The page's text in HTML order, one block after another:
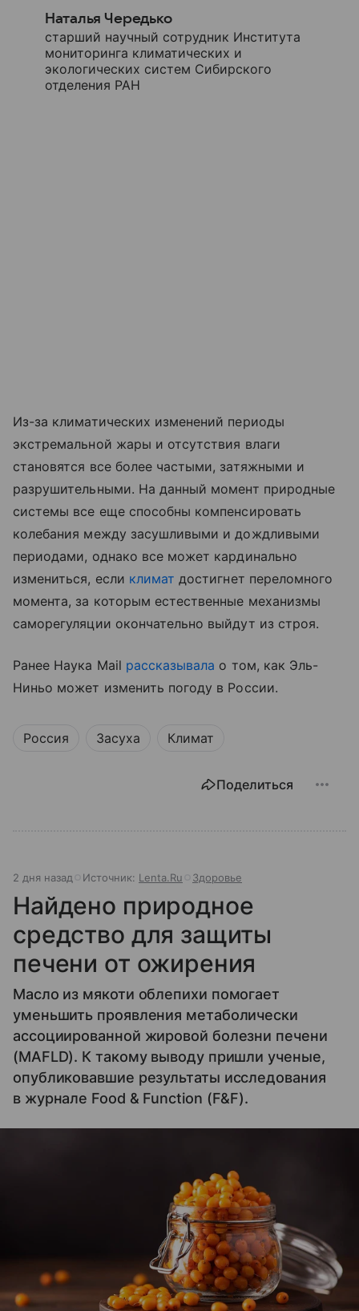
Наталья Чередько
старший научный сотрудник Института
мониторинга климатических и
экологических систем Сибирского
отделения РАН
Из-за климатических изменений периоды
экстремальной жары и отсутствия влаги
становятся все более частыми, затяжными и
разрушительными. На данный момент природные
системы все еще способны компенсировать
колебания между засушливыми и дождливыми
периодами, однако все может кардинально
измениться, если климат достигнет переломного
момента, за которым естественные механизмы
саморегуляции окончательно выйдут из строя.
Ранее Наука Mail рассказывала о том, как Эль-
Ниньо может изменить погоду в России.
Россия Засуха Климат
Поделиться
2 дня назад Источник: Lenta.Ru Здоровье
Найдено природное
средство для защиты
печени от ожирения
Масло из мякоти облепихи помогает
уменьшить проявления метаболически
ассоциированной жировой болезни печени
(MAFLD). К такому выводу пришли ученые,
опубликовавшие результаты исследования
в журнале Food & Function (F&F).